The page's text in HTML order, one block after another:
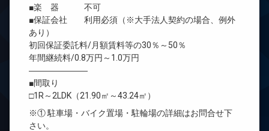
■楽 器 不可
■保証会社 利用必須（※大手法人契約の場合、例外
あり）
初回保証委託料/月額賃料等の30％～50％
年間継続料/0.8万円～1.0万円
―――――――
■間取り
□1R～2LDK（21.90㎡～43.24㎡）
※① 駐車場・バイク置場・駐輪場の詳細はお問合せ下
さい。